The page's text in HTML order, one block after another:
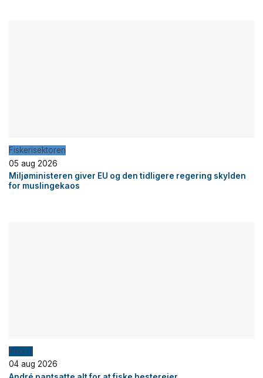
Fiskerisektoren
05 aug 2026
Miljøministeren giver EU og den tidligere regering skylden
for muslingekaos
Fiskeri
04 aug 2026